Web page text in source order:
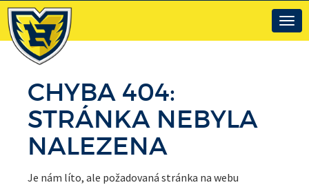
CHYBA 404:
STRÁNKA NEBYLA
NALEZENA
Je nám líto, ale požadovaná stránka na webu